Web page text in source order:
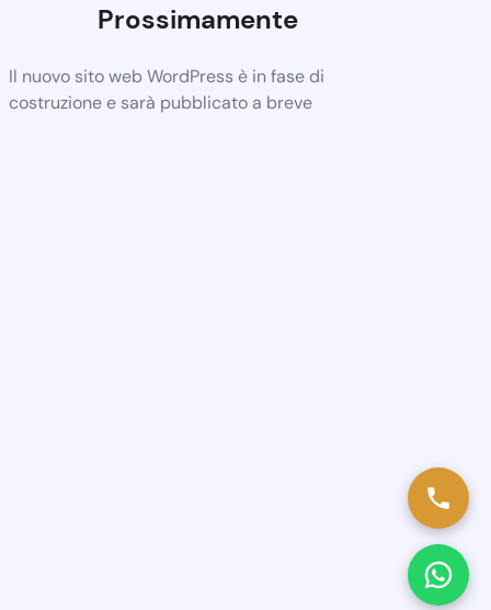
Prossimamente
Il nuovo sito web WordPress è in fase di
costruzione e sarà pubblicato a breve